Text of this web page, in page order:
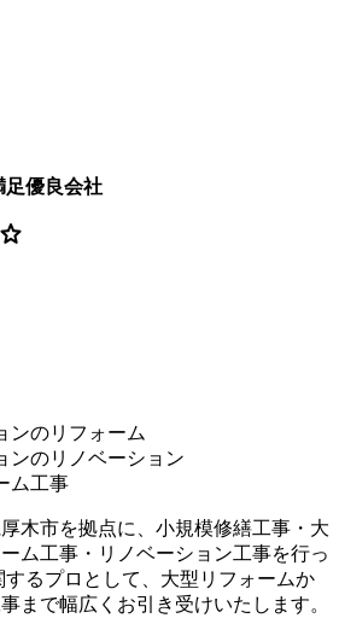
足優良会社
star
ンのリフォーム
ンのリノベーション
ム工事
木市を拠点に、小規模修繕工事・大
ム工事・リノベーション工事を行っ
るプロとして、大型リフォームか
まで幅広くお引き受けいたします。